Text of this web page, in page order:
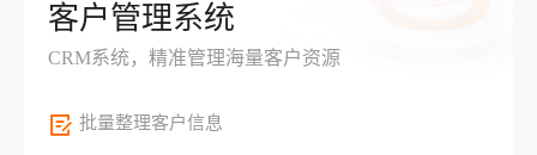
客户管理系统
CRM系统，精准管理海量客户资源
批量整理客户信息